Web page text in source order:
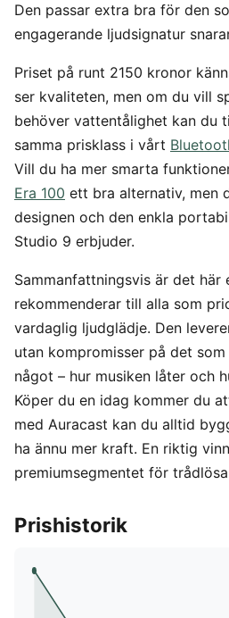
Den passar extra bra för den
engagerande ljudsignatur
Priset på runt 2150 kronor
ser kvaliteten, men om du vill
behöver vattentålighet kan du
samma prisklass i vårt
Vill du ha mer smarta
Era 100 ett bra alternativ, men
designen och den enkla
Studio 9 erbjuder.
Sammanfattningsvis är det här
rekommenderar till alla som
vardaglig ljudglädje. Den
utan kompromisser på det
något – hur musiken låter och
Köper du en idag kommer du
med Auracast kan du alltid
ha ännu mer kraft. En riktig
premiumsegmentet för
Prishistorik